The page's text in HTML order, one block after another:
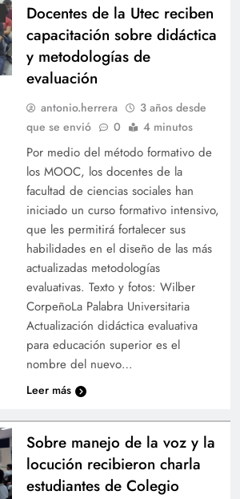
Docentes de la Utec reciben
capacitación sobre didáctica
y metodologías de
evaluación
antonio.herrera
3 años desde
que se envió
0 4 minutos
Por medio del método formativo de
los MOOC, los docentes de la
facultad de ciencias sociales han
iniciado un curso formativo intensivo,
que les permitirá fortalecer sus
habilidades en el diseño de las más
actualizadas metodologías
evaluativas. Texto y fotos: Wilber
CorpeñoLa Palabra Universitaria
Actualización didáctica evaluativa
para educación superior es el
nombre del nuevo…
Leer más
Sobre manejo de la voz y la
locución recibieron charla
estudiantes de Colegio